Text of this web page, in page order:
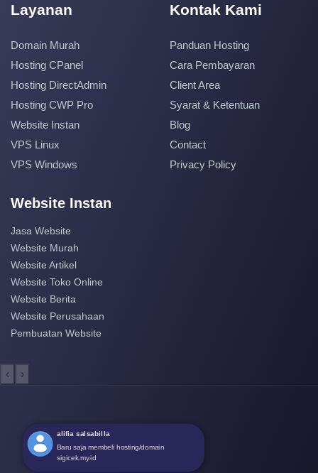
Layanan
Domain Murah
Hosting CPanel
Hosting DirectAdmin
Hosting CWP Pro
Website Instan
VPS Linux
VPS Windows
Kontak Kami
Panduan Hosting
Cara Pembayaran
Client Area
Syarat & Ketentuan
Blog
Contact
Privacy Policy
Website Instan
Jasa Website
Website Murah
Website Artikel
Website Toko Online
Website Berita
Website Perusahaan
Pembuatan Website
‹ ›
alifia salsabilla
Baru saja membeli hosting/domain
sigicek.my.id